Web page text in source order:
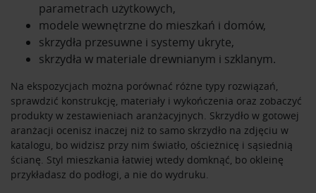
parametrach użytkowych,
modele wewnętrzne do mieszkań i domów,
skrzydła przesuwne i systemy ukryte,
skrzydła w materiale drewnianym i szklanym.
Na ekspozycjach można porównać różne typy rozwiązań,
sprawdzić konstrukcję, materiały i wykończenia oraz zobaczyć
produkty w zestawieniach aranżacyjnych. Skrzydło w gotowej
aranżacji ocenisz inaczej niż to samo skrzydło na zdjęciu w
katalogu, bo widzisz przy nim światło, ościeżnicę i sąsiednią
ścianę. Styl mieszkania łatwiej wtedy domknąć, bo okleinę
przykładasz do podłogi, a nie do wydruku.